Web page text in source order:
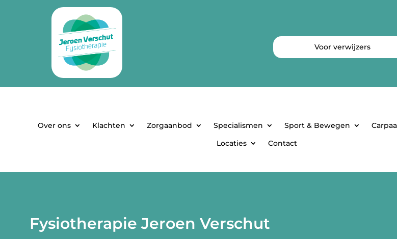
Voor verwijzers
Over ons Klachten Zorgaanbod Specialismen Sport & Bewegen
Locaties
Contact
Fysiotherapie Jeroen Verschut